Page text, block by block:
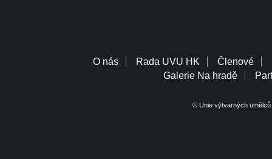
O nás Rada UVU HK Členové
Galerie Na hradě
© Unie výtvarných